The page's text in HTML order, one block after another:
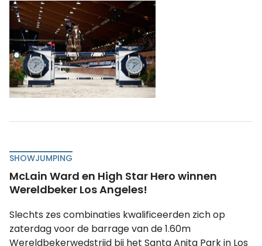
SHOWJUMPING
McLain Ward en High Star Hero winnen
Wereldbeker Los Angeles!
Slechts zes combinaties kwalificeerden zich op
zaterdag voor de barrage van de 1.60m
Wereldbekerwedstrijd bij het Santa Anita Park in Los